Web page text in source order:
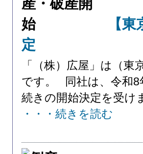
【
定
「（株）広屋」は（
です。 同社は、令和8
続きの開始決定を受
・・・続きを読む